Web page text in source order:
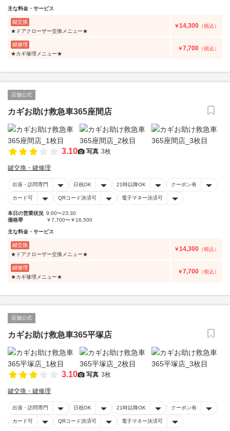
主な料金・サービス
鍵交換
★ドアクローザー交換メニュー★
￥14,300 （税込）
鍵修理
★カギ修理メニュー★
￥7,700 （税込）
店舗公式
カギお助け救急車365座間店
3.10 写真 3枚
鍵交換・鍵修理
出張・訪問専門 日祝OK 21時以降OK クーポン有
カード可 QRコード決済可 電子マネー決済可
本日の営業状況 9:00〜23:30
価格帯
￥7,700〜￥16,500
主な料金・サービス
鍵交換
★ドアクローザー交換メニュー★
￥14,300 （税込）
鍵修理
★カギ修理メニュー★
￥7,700 （税込）
店舗公式
カギお助け救急車365平塚店
3.10 写真 3枚
鍵交換・鍵修理
出張・訪問専門 日祝OK 21時以降OK クーポン有
カード可 QRコード決済可 電子マネー決済可